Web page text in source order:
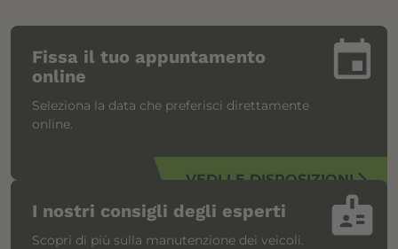
insert_invitation
Fissa il tuo appuntamento
online
Seleziona la data che preferisci direttamente
online.
VEDI LE DISPOSIZIONIarrow_forward_ios
badge
I nostri consigli degli esperti
Scopri di più sulla manutenzione dei veicoli.